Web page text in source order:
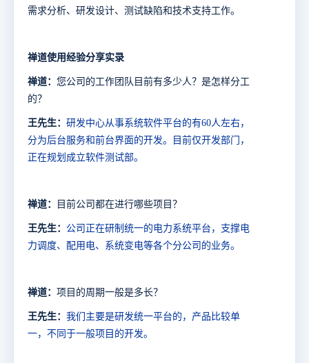
需求分析、研发设计、测试缺陷和技术支持工作。
禅道使用经验分享实录
禅道： 您公司的工作团队目前有多少人？是怎样分工
的？
王先生： 研发中心从事系统软件平台的有60人左右，
分为后台服务和前台界面的开发。目前仅开发部门，
正在规划成立软件测试部。
禅道： 目前公司都在进行哪些项目？
王先生： 公司正在研制统一的电力系统平台，支撑电
力调度、配用电、系统变电等各个分公司的业务。
禅道： 项目的周期一般是多长？
王先生： 我们主要是研发统一平台的，产品比较单
一，不同于一般项目的开发。